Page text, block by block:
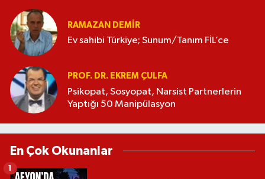
RAMAZAN DEMİR
Ev sahibi Türkiye; Sunum/Tanım FİL’ce
PROF. DR. EKREM ÇULFA
Psikopat, Sosyopat, Narsist Partnerlerin
Yaptığı 50 Manipülasyon
En Çok Okunanlar
1